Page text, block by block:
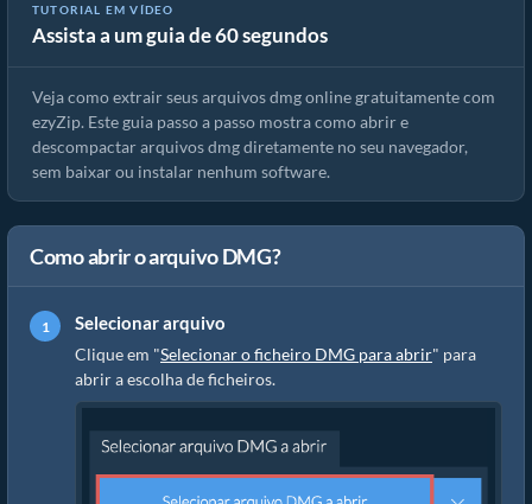
TUTORIAL EM VÍDEO
Assista a um guia de 60 segundos
Como extrair arquivos dmg online com ezyZip (grátis, sem
instalação)
Veja como extrair seus arquivos dmg online gratuitamente com
ezyZip. Este guia passo a passo mostra como abrir e
descompactar arquivos dmg diretamente no seu navegador,
sem baixar ou instalar nenhum software.
Como abrir o arquivo DMG?
Selecionar arquivo
Clique em "Selecionar o ficheiro DMG para abrir" para
abrir a escolha de ficheiros.